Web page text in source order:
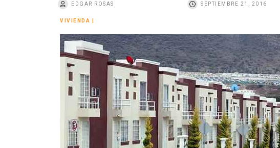
EDGAR ROSAS SEPTIEMBRE 21, 2016
VIVIENDA